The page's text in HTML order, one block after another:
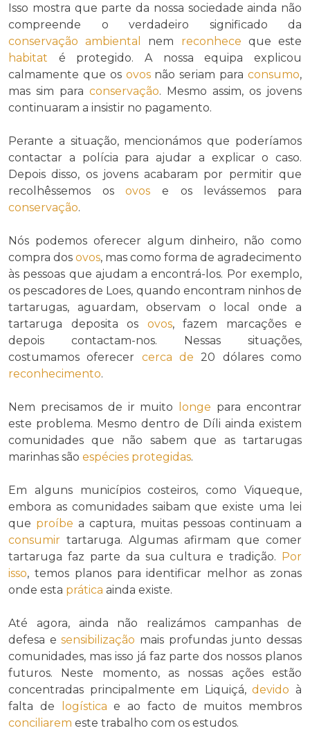
Isso mostra que parte da nossa sociedade ainda não
compreende o verdadeiro significado da
conservação ambiental
nem reconhece que este
habitat é protegido. A nossa equipa explicou
calmamente que os ovosnão seriam paraconsumo,
mas sim para conservação. Mesmo assim, os jovens
continuaram a insistir no pagamento.
Perante a situação, mencionámos que poderíamos
contactar a polícia para ajudar a explicar o caso.
Depois disso, os jovens acabaram por permitir que
recolhêssemos osovos e os levássemos para
conservação.
Nós podemos oferecer algum dinheiro, não como
compra dos ovos, mas como forma de agradecimento
às pessoas que ajudam a encontrá-los. Por exemplo,
os pescadores de Loes, quando encontram ninhos de
tartarugas, aguardam, observam o local onde a
tartaruga deposita os ovos, fazem marcações e
depois contactam-nos. Nessas situações,
costumamos oferecer cerca de 20 dólares como
reconhecimento.
Nem precisamos de ir muito longe para encontrar
este problema. Mesmo dentro de Díli ainda existem
comunidades que não sabem que as tartarugas
marinhas são espécies protegidas.
Em alguns municípios costeiros, como Viqueque,
embora as comunidades saibam que existe uma lei
que proíbe a captura, muitas pessoas continuam a
consumir tartaruga. Algumas afirmam que comer
tartaruga faz parte da sua cultura e tradição. Por
isso, temos planos para identificar melhor as zonas
onde esta prática ainda existe.
Até agora, ainda não realizámos campanhas de
defesa esensibilização mais profundas junto dessas
comunidades, mas isso já faz parte dos nossos planos
futuros. Neste momento, as nossas ações estão
concentradas principalmente em Liquiçá,devido à
falta de
logística e ao facto de muitos membros
conciliarem este trabalho com os estudos.